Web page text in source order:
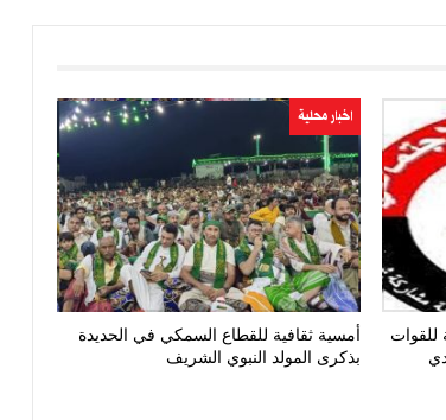
للقوات
اخبار محلية
أمسية ثقافية للقطاع السمكي في الحديدة
بذكرى المولد النبوي الشريف